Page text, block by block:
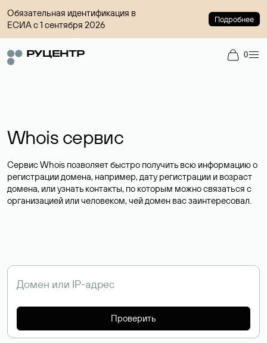
Обязательная идентификация в
ЕСИА с 1 сентября 2026
Подробнее
0
Whois сервис
Сервис Whois позволяет быстро получить всю информацию о
регистрации домена, например, дату регистрации и возраст
домена, или узнать контакты, по которым можно связаться с
организацией или человеком, чей домен вас заинтересовал.
Проверить